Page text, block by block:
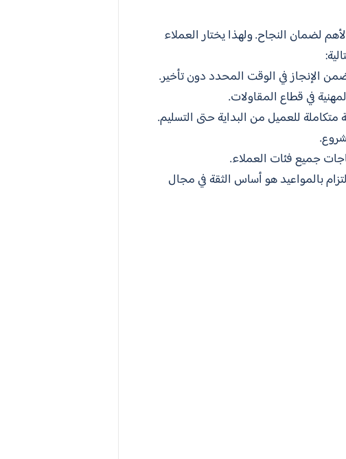
لضمان النجاح. ولهذا يختار العملاء
الإنجاز في الوقت المحدد دون تأخير.
في قطاع المقاولات.
متكاملة للعميل من البداية حتى التسليم.
جميع فئات العملاء.
بالمواعيد هو أساس الثقة في مجال